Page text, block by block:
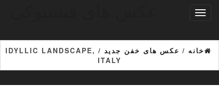
تغییر
خانه/ عکس های خفن جدید
/ IDYLLIC LANDSCAPE,
ITALY